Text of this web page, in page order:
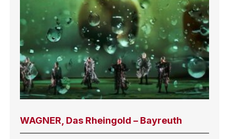
WAGNER, Das Rheingold – Bayreuth